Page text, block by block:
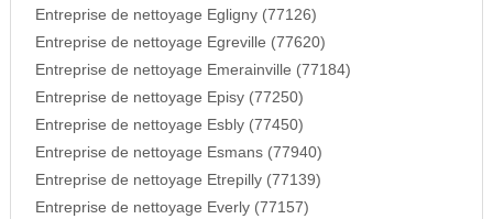
Entreprise de nettoyage Egligny (77126)
Entreprise de nettoyage Egreville (77620)
Entreprise de nettoyage Emerainville (77184)
Entreprise de nettoyage Episy (77250)
Entreprise de nettoyage Esbly (77450)
Entreprise de nettoyage Esmans (77940)
Entreprise de nettoyage Etrepilly (77139)
Entreprise de nettoyage Everly (77157)